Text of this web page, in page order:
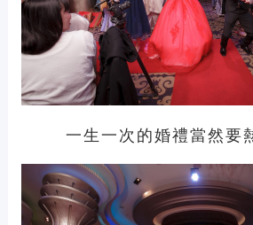
一生一次的婚禮當然要